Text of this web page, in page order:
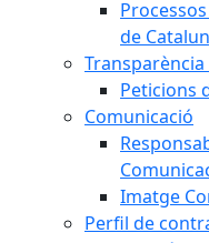
de
Peticions
Comunicació
Imatge
Perfil de